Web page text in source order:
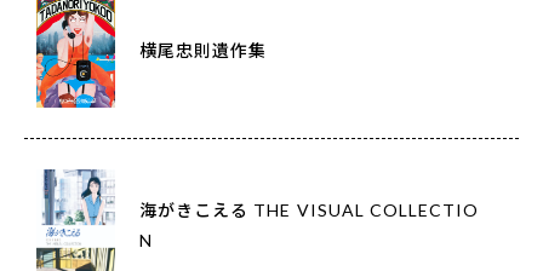
横尾忠則遺作集
海がきこえる THE VISUAL COLLECTIO
N